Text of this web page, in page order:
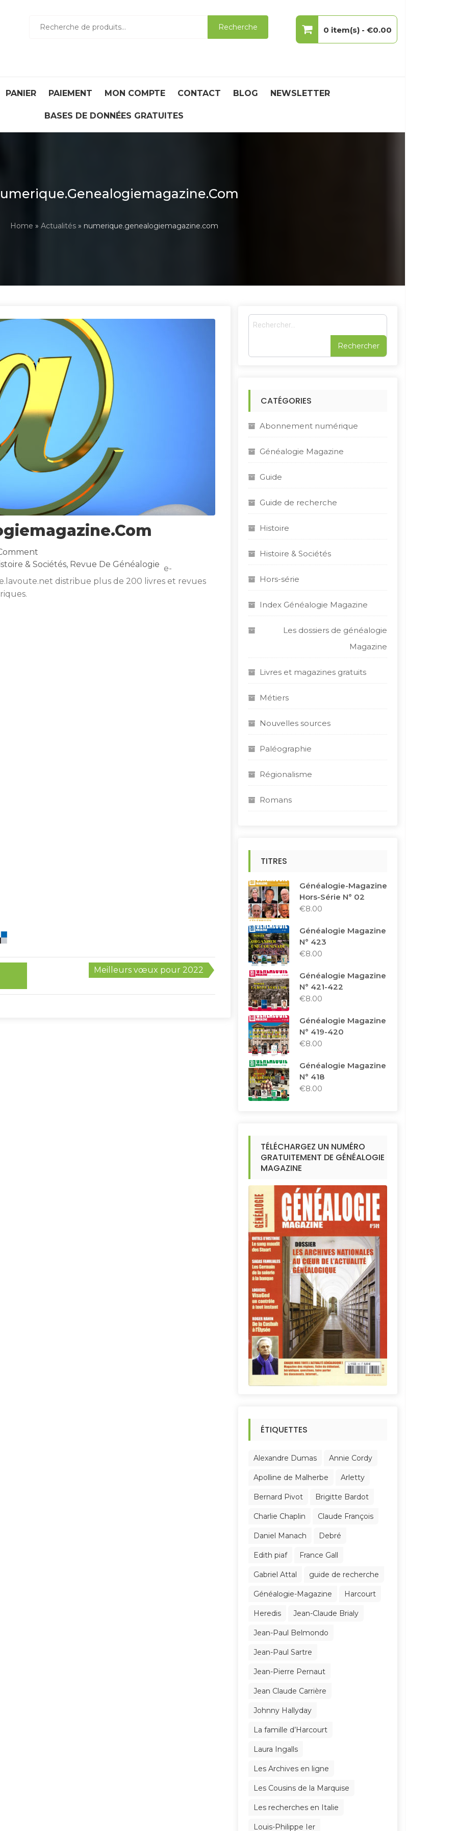
pour :
Recherche 0 item(s) -€0.00
PANIER PAIEMENT MON COMPTE CONTACT BLOG NEWSLETTER
BASES DE DONNÉES GRATUITES
Home » Actualités» numerique.genealogiemagazine.com
& Sociétés, Revue De Généalogie e-
distribue plus de 200 livres et revues
Meilleurs vœux pour 2022
R
e
:
CATÉGORIES
Abonnement numérique
Généalogie Magazine
Guide
Guide de recherche
Histoire
Histoire & Sociétés
Hors-série
Index Généalogie Magazine
Les dossiers de généalogie
Magazine
Livres et magazines gratuits
Métiers
Nouvelles sources
Paléographie
Régionalisme
Romans
TITRES
Généalogie-Magazine
Hors-Série N° 02
€8.00
Généalogie Magazine
N° 423
€8.00
Généalogie Magazine
N° 421-422
€8.00
Généalogie Magazine
N° 419-420
€8.00
Généalogie Magazine
N° 418
€8.00
TÉLÉCHARGEZ UN NUMÉRO
GRATUITEMENT DE GÉNÉALOGIE
MAGAZINE
ÉTIQUETTES
Alexandre Dumas Annie Cordy
Apolline de Malherbe Arletty
Bernard Pivot Brigitte Bardot
Charlie Chaplin Claude François
Daniel Manach Debré
Edith piaf France Gall
Gabriel Attal guide de recherche
Généalogie-Magazine Harcourt
Heredis Jean-Claude Brialy
Jean-Paul Belmondo
Jean-Paul Sartre
Jean-Pierre Pernaut
Jean Claude Carrière
Johnny Hallyday
La famille d’Harcourt
Laura Ingalls
Les Archives en ligne
Les Cousins de la Marquise
Les recherches en Italie
Louis-Philippe Ier